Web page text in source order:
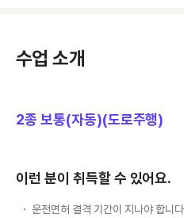
수업 소개
2종 보통(자동)(도로주행)
이런 분이 취득할 수 있어요.
운전면허 결격 기간이 지나야 합니